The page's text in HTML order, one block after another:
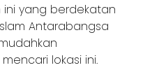
yang berdekatan
Antarabangsa
lokasi ini.